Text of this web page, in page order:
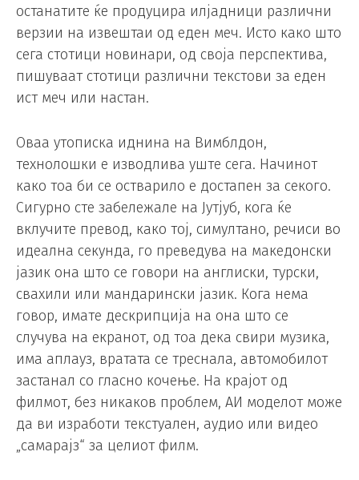
останатите ќе продуцира илјадници различни
верзии на извештаи од еден меч. Исто како што
сега стотици новинари, од своја перспектива,
пишуваат стотици различни текстови за еден
ист меч или настан.
Оваа утописка иднина на Вимблдон,
технолошки е изводлива уште сега. Начинот
како тоа би се остварило е достапен за секого.
Сигурно сте забележале на Јутјуб, кога ќе
вклучите превод, како тој, симултано, речиси во
идеална секунда, го преведува на македонски
јазик она што се говори на англиски, турски,
свахили или мандарински јазик. Кога нема
говор, имате дескрипција на она што се
случува на екранот, од тоа дека свири музика,
има аплауз, вратата се треснала, автомобилот
застанал со гласно кочење. На крајот од
филмот, без никаков проблем, АИ моделот може
да ви изработи текстуален, аудио или видео
„самарајз“ за целиот филм.